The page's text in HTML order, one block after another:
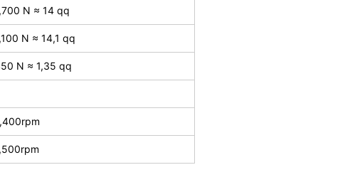
N ≈ 14 qq
N ≈ 14,1 qq
N ≈ 1,35 qq